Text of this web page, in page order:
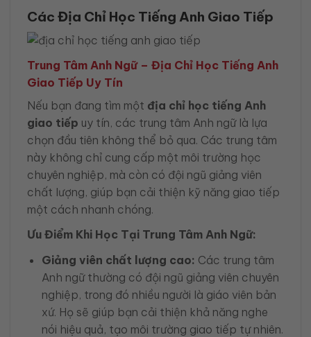
Các Địa Chỉ Học Tiếng Anh Giao Tiếp
Trung Tâm Anh Ngữ – Địa Chỉ Học Tiếng Anh
Giao Tiếp Uy Tín
Nếu bạn đang tìm một địa chỉ học tiếng Anh
giao tiếp uy tín, các trung tâm Anh ngữ là lựa
chọn đầu tiên không thể bỏ qua. Các trung tâm
này không chỉ cung cấp một môi trường học
chuyên nghiệp, mà còn có đội ngũ giảng viên
chất lượng, giúp bạn cải thiện kỹ năng giao tiếp
một cách nhanh chóng.
Ưu Điểm Khi Học Tại Trung Tâm Anh Ngữ:
Giảng viên chất lượng cao: Các trung tâm
Anh ngữ thường có đội ngũ giảng viên chuyên
nghiệp, trong đó nhiều người là giáo viên bản
xứ. Họ sẽ giúp bạn cải thiện khả năng nghe
nói hiệu quả, tạo môi trường giao tiếp tự nhiên.